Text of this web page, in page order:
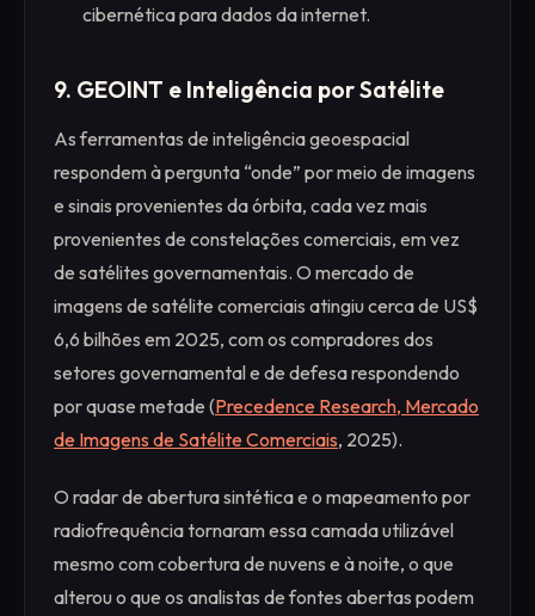
cibernética para dados da internet.
9. GEOINT e Inteligência por Satélite
As ferramentas de inteligência geoespacial
respondem à pergunta “onde” por meio de imagens
e sinais provenientes da órbita, cada vez mais
provenientes de constelações comerciais, em vez
de satélites governamentais. O mercado de
imagens de satélite comerciais atingiu cerca de US$
6,6 bilhões em 2025, com os compradores dos
setores governamental e de defesa respondendo
por quase metade (Precedence Research, Mercado
de Imagens de Satélite Comerciais, 2025).
O radar de abertura sintética e o mapeamento por
radiofrequência tornaram essa camada utilizável
mesmo com cobertura de nuvens e à noite, o que
alterou o que os analistas de fontes abertas podem